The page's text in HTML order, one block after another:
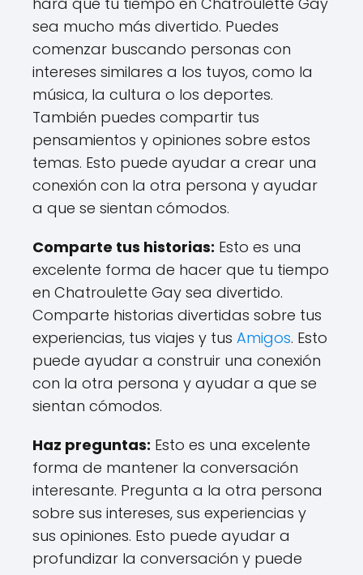
sea mucho más divertido. Puedes
comenzar buscando personas con
intereses similares a los tuyos, como la
música, la cultura o los deportes.
También puedes compartir tus
pensamientos y opiniones sobre estos
temas. Esto puede ayudar a crear una
conexión con la otra persona y ayudar
a que se sientan cómodos.
Comparte tus historias: Esto es una
excelente forma de hacer que tu tiempo
en Chatroulette Gay sea divertido.
Comparte historias divertidas sobre tus
experiencias, tus viajes y tus Amigos. Esto
puede ayudar a construir una conexión
con la otra persona y ayudar a que se
sientan cómodos.
Haz preguntas: Esto es una excelente
forma de mantener la conversación
interesante. Pregunta a la otra persona
sobre sus intereses, sus experiencias y
sus opiniones. Esto puede ayudar a
profundizar la conversación y puede